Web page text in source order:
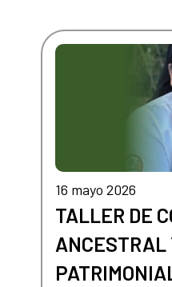
16 mayo 2026
TALLER DE
ANCESTRAL